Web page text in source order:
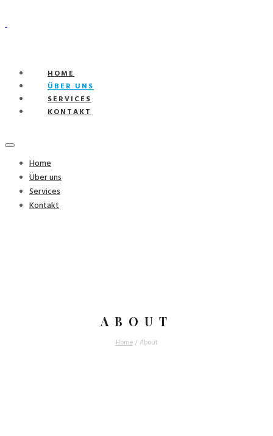
HOME
ÜBER UNS
SERVICES
KONTAKT
Home
Über uns
Services
Kontakt
ABOUT
Home/About